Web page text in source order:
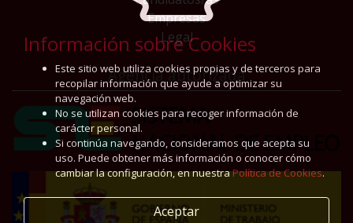
Empresas
Legal
Agencia autorizada
Información sobre Cookies
Este sitio web utiliza cookies propias y de terceros para
recopilar información que ayude a optimizar su
navegación web.
No se utilizan cookies para recoger información de
carácter personal.
Si continúa navegando, consideramos que acepta su
uso. Puede obtener más información o conocer cómo
cambiar la configuración, en nuestraPolítica de Cookies.
Aceptar